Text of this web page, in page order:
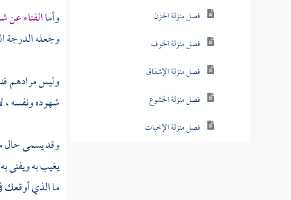
فصل منزلة الحزن
فصل منزلة الخوف
فصل منزلة الإشفاق
فصل منزلة الخشوع
فصل منزلة الإخبات
وأماالفناء
وجعله الدرجة
وليس مرادهم
شهوده ونفسه ،
وقد يسمى حال
يغيب به ويفنى
ما الذي أوقعك